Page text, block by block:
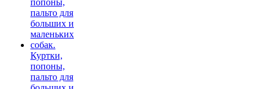
Куртки,
попоны,
пальто для